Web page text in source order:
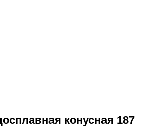
конусная 187